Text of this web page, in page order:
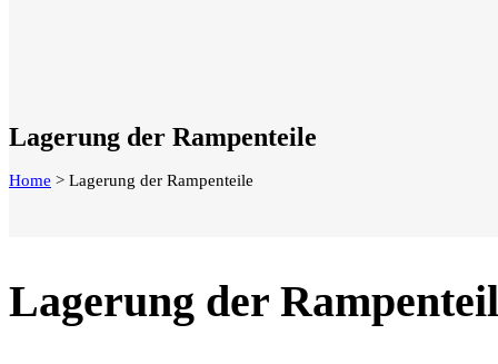
Lagerung der Rampenteile
Home > Lagerung der Rampenteile
Lagerung der